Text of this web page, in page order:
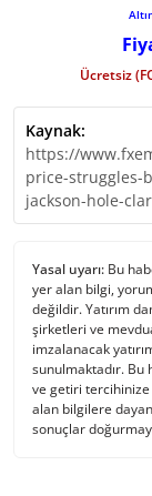
Ücretsiz
Kaynak:
https://
price-struggles-
jackson-hole-
Yasal uyarı: Bu
yer alan bilgi,
değildir. Yatırım
şirketleri ve
imzalanacak
sunulmaktadır.
ve getiri
alan bilgilere
sonuçlar